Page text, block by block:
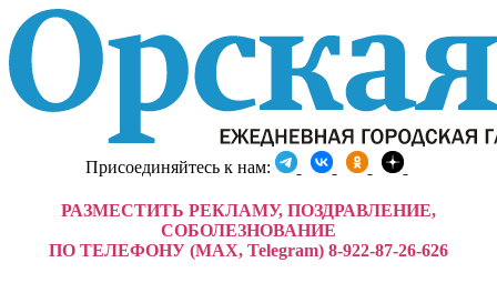
Присоединяйтесь к нам:
РАЗМЕСТИТЬ РЕКЛАМУ, ПОЗДРАВЛЕНИЕ,
СОБОЛЕЗНОВАНИЕ
ПО ТЕЛЕФОНУ (MAX, Telegram) 8-922-87-26-626